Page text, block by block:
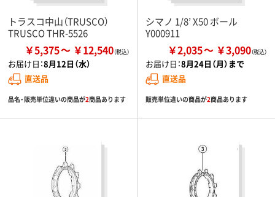
トラスコ中山（TRUSCO）
TRUSCO THR-5526
￥5,375 ￥12,540
お届け日：8月12日（水）
直送品
品名・販売単位違いの商品が2商品あります
シマノ 1/8’ X50 ボール
Y000911
￥2,035 ￥3,090
お届け日：8月24日（月）まで
直送品
販売単位違いの商品が2商品あります